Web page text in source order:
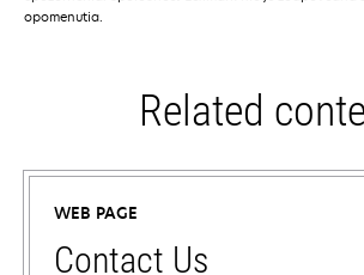
opomenutia.
Related
WEB PAGE
Contact Us